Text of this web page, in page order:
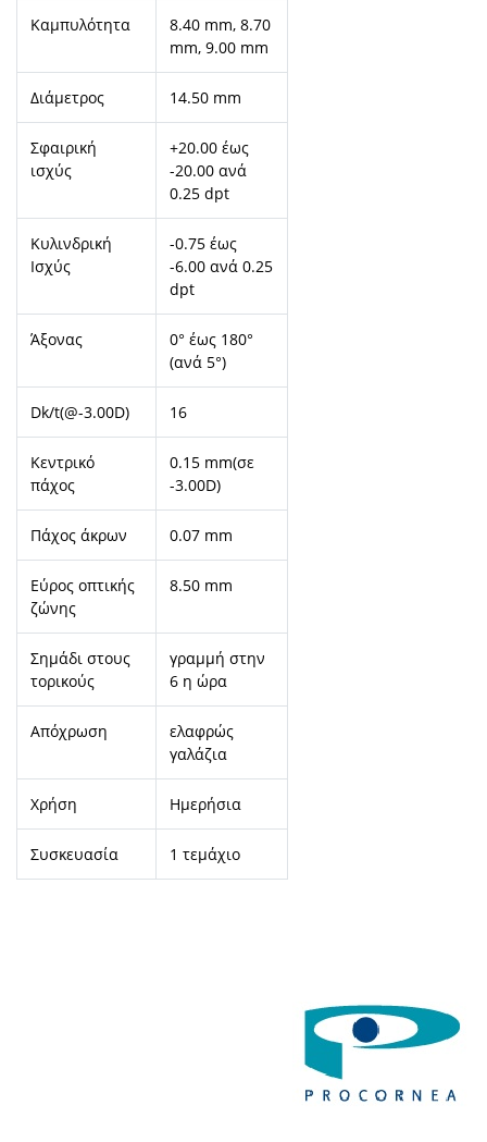
Καμπυλότητα
8.40 mm, 8.70
mm, 9.00 mm
Διάμετρος 14.50 mm
Σφαιρική
ισχύς
+20.00 έως
-20.00 ανά
0.25 dpt
Κυλινδρική
Ισχύς
-0.75 έως
-6.00 ανά 0.25
dpt
Άξονας
0° έως 180°
(ανά 5°)
Dk/t(@-3.00D) 16
Κεντρικό
πάχος
0.15 mm(σε
-3.00D)
Πάχος άκρων 0.07 mm
Εύρος οπτικής
ζώνης
8.50 mm
Σημάδι στους
τορικούς
γραμμή στην
6 η ώρα
Απόχρωση
ελαφρώς
γαλάζια
Χρήση Ημερήσια
Συσκευασία 1 τεμάχιο